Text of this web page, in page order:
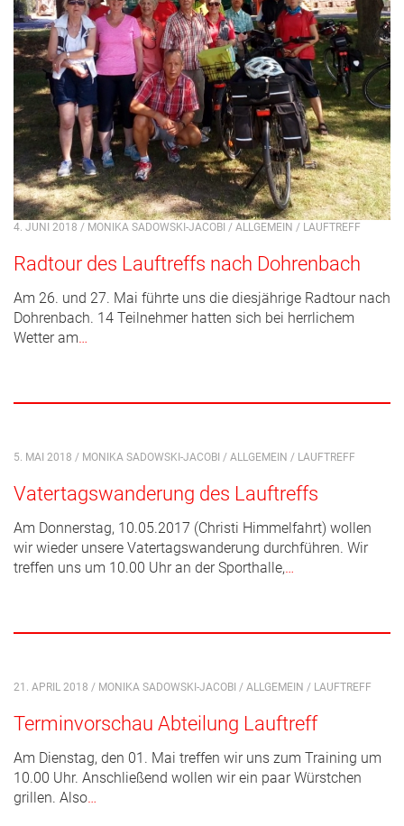
4. JUNI 2018 / MONIKA SADOWSKI-JACOBI / ALLGEMEIN / LAUFTREFF
Radtour des Lauftreffs nach Dohrenbach
Am 26. und 27. Mai führte uns die diesjährige Radtour nach
Dohrenbach. 14 Teilnehmer hatten sich bei herrlichem
Wetter am…
5. MAI 2018 / MONIKA SADOWSKI-JACOBI / ALLGEMEIN / LAUFTREFF
Vatertagswanderung des Lauftreffs
Am Donnerstag, 10.05.2017 (Christi Himmelfahrt) wollen
wir wieder unsere Vatertagswanderung durchführen. Wir
treffen uns um 10.00 Uhr an der Sporthalle,…
21. APRIL 2018 / MONIKA SADOWSKI-JACOBI / ALLGEMEIN / LAUFTREFF
Terminvorschau Abteilung Lauftreff
Am Dienstag, den 01. Mai treffen wir uns zum Training um
10.00 Uhr. Anschließend wollen wir ein paar Würstchen
grillen. Also…